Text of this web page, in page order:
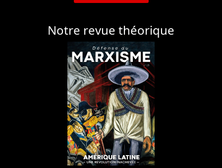
Notre revue théorique